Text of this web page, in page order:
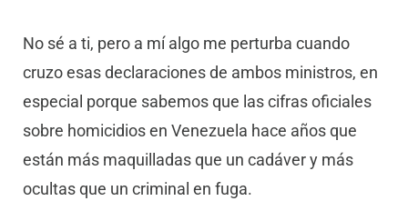
No sé a ti, pero a mí algo me perturba cuando
cruzo esas declaraciones de ambos ministros, en
especial porque sabemos que las cifras oficiales
sobre homicidios en Venezuela hace años que
están más maquilladas que un cadáver y más
ocultas que un criminal en fuga.